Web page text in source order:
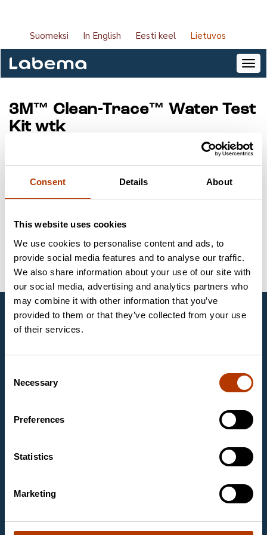
Consent Details About
This website uses cookies
We use cookies to personalise content and ads, to
provide social media features and to analyse our traffic.
We also share information about your use of our site with
our social media, advertising and analytics partners who
may combine it with other information that you’ve
provided to them or that they’ve collected from your use
of their services.
Selection
Necessary
Preferences
Statistics
Marketing
Suomeksi In English Eesti keel Lietuvos
3M™ Clean-Trace™ Water Test
Kit wtk
Tiekėjas:Solventum
Paketo dydis:
Raktažodžiai
Infekcijos prevencija Prietaisai Solventum
UAB Labema
UAB „Labema“ yra gyvybės mokslų ir
įkurtos 1988 metais Suomijoje, veikiančios ir Baltijos
diagnostikos įrangą ir priemones sveikatos priežiūros,
maisto pramonės ir mokslinių tyrimų laboratorijoms.
molekulinė biologija, maisto diagnostika ir
UAB Labema
Kareivių g. 6